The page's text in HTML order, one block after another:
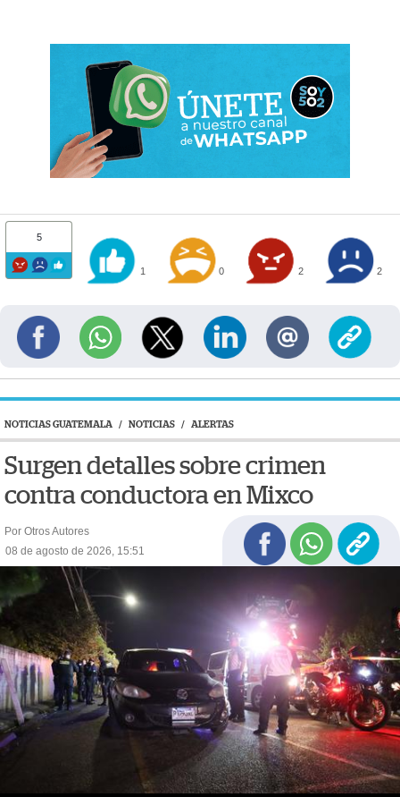
5
1 0 2 2
NOTICIAS GUATEMALA / NOTICIAS / ALERTAS
Surgen detalles sobre crimen
contra conductora en Mixco
Por Otros Autores
08 de agosto de 2026, 15:51